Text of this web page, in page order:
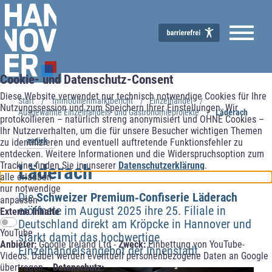
Cookie- und Datenschutz-Consent
Diese Website verwendet nur technisch notwendige Cookies für Ihre
Nutzungssession und zum Speichern Ihrer Einstellungen. Wir
protokollieren – natürlich streng anonymisiert und OHNE Cookies –
Ihr Nutzerverhalten, um die für unsere Besucher wichtigen Themen
zu identifizieren und eventuell auftretende Funktionsfehler zu
entdecken. Weitere Informationen und die Widerspruchsoption zum
Tracking finden Sie in unserer Datenschutzerklärung.
alle erlauben
nur notwendige
anpassen
Externe Inhalte
YouTube
Anbieter:Google Ireland Ltd -Zweck:Einbettung von YouTube-
Videos. Dabei werden eventuell personenbezogene Daten an Google
übertragen. -Datenschutz:
Immobilienmarktbericht
Start Immobilienmarktbericht
Einzelhandel
Ausgewählte Einzelhandels- und Gastronomieprojekte
Läderach
zurück
Läderach
DieSchweizer Premium‑Confiserie Läderach
eröffnete im August 2025 ihre 25. Filiale in
Deutschland direkt am Kröpcke in Hannover und
stärkt damit das hochwertige
Einzelhandelsangebot der Innenstadt.